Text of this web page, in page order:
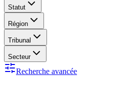
Statut
Région
Tribunal
Secteur
Recherche avancée